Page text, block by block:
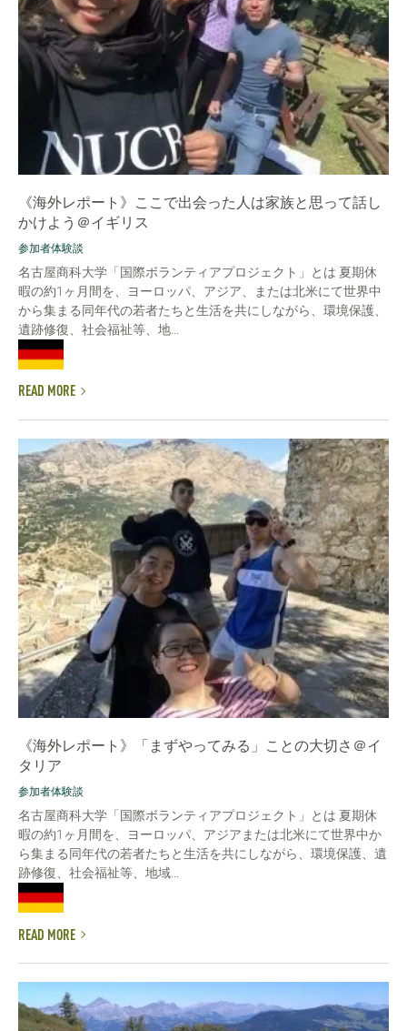
《海外レポート》ここで出会った人は家族と思って話し
かけよう＠イギリス
参加者体験談
名古屋商科大学「国際ボランティアプロジェクト」とは 夏期休
暇の約1ヶ月間を、ヨーロッパ、アジア、または北米にて世界中
から集まる同年代の若者たちと生活を共にしながら、環境保護、
遺跡修復、社会福祉等、地...
READ MORE
《海外レポート》「まずやってみる」ことの大切さ＠イ
タリア
参加者体験談
名古屋商科大学「国際ボランティアプロジェクト」とは 夏期休
暇の約1ヶ月間を、ヨーロッパ、アジアまたは北米にて世界中か
ら集まる同年代の若者たちと生活を共にしながら、環境保護、遺
跡修復、社会福祉等、地域...
READ MORE